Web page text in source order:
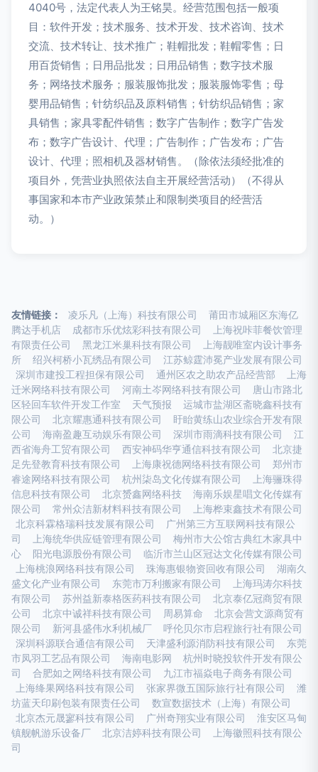
4040号，法定代表人为王铭昊。经营范围包括一般项
目：软件开发；技术服务、技术开发、技术咨询、技术
交流、技术转让、技术推广；鞋帽批发；鞋帽零售；日
用百货销售；日用品批发；日用品销售；数字技术服
务；网络技术服务；服装服饰批发；服装服饰零售；母
婴用品销售；针纺织品及原料销售；针纺织品销售；家
具销售；家具零配件销售；数字广告制作；数字广告发
布；数字广告设计、代理；广告制作；广告发布；广告
设计、代理；照相机及器材销售。（除依法须经批准的
项目外，凭营业执照依法自主开展经营活动）（不得从
事国家和本市产业政策禁止和限制类项目的经营活
动。）
友情链接： 凌乐凡（上海）科技有限公司
莆田市城厢区东海亿
腾达手机店
成都市乐优炫彩科技有限公司
上海祝咔菲餐饮管理
有限责任公司
黑龙江米巢科技有限公司
上海靓唯室内设计事务
所
绍兴柯桥小瓦绣品有限公司
江苏鲸霆沛冕产业发展有限公司
深圳市建投工程担保有限公司
通州区农之助农产品经营部
上海
迁米网络科技有限公司
河南土岑网络科技有限公司
唐山市路北
区轻回车软件开发工作室
天气预报
运城市盐湖区斋晓鑫科技有
限公司
北京耀惠通科技有限公司
盱眙黄练山农业综合开发有限
公司
海南盈趣互动娱乐有限公司 深圳市雨滴科技有限公司
江
西省海舟工贸有限公司
西安神码华亨通信科技有限公司
北京捷
足先登教育科技有限公司
上海康祝德网络科技有限公司
郑州市
睿途网络科技有限公司
杭州柒岛文化传媒有限公司
上海骊珠得
信息科技有限公司
北京赟鑫网络科技
海南乐娱星唱文化传媒有
限公司
常州众洁新材料科技有限公司
上海桦束鑫技术有限公司
北京科霖格瑞科技发展有限公司
广州第三方互联网科技有限公
司
上海统华供应链管理有限公司
梅州市大公馆古典红木家具中
心
阳光电源股份有限公司
临沂市兰山区冠达文化传媒有限公司
上海桃浪网络科技有限公司
珠海惠银物资回收有限公司
湖南久
盛文化产业有限公司
东莞市万利搬家有限公司
上海玛涛尔科技
有限公司
苏州益新泰格医药科技有限公司
北京泰亿冠商贸有限
公司
北京中诚祥科技有限公司 周易算命
北京会营文源商贸有
限公司
新河县盛伟水利机械厂
呼伦贝尔市启程旅行社有限公司
深圳科源联合通信有限公司
天津盛利源消防科技有限公司
东莞
市凤羽工艺品有限公司
海南电影网
杭州时晓投软件开发有限公
司
合肥如之网络科技有限公司
九江市福焱电子商务有限公司
上海绛果网络科技有限公司
张家界微五国际旅行社有限公司
潍
坊蓝天印刷包装有限责任公司
数宣数据技术（上海）有限公司
北京杰元晟寥科技有限公司
广州奇翔实业有限公司
淮安区马甸
镇舰帆游乐设备厂
北京洁婷科技有限公司
上海徽照科技有限公
司